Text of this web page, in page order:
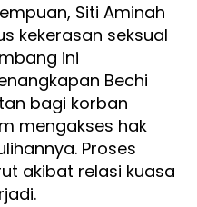
Siti Aminah
kekerasan seksual
ini
Bechi
bagi korban
mengakses hak
Proses
akibat relasi kuasa